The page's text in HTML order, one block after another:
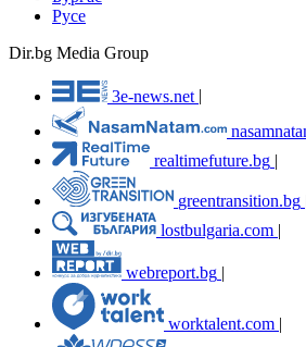
Русе
Dir.bg Media Group
3e-news.net
realtimefuture.bg |
greentransition.bg
lostbulgaria.com |
webreport.bg
worktalent.com |